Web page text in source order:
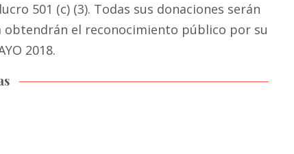
501 (c) (3). Todas sus donaciones serán
el reconocimiento público por su
2018.